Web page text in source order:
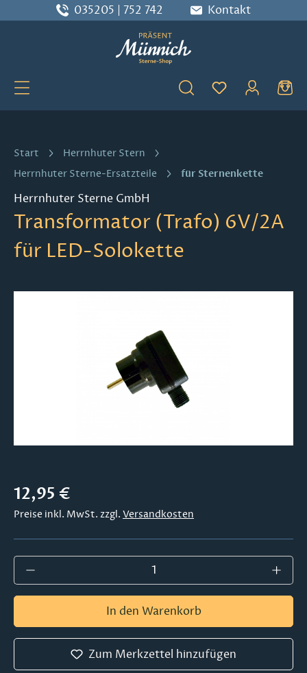
Zum Hauptinhalt springen
035205 | 752 742 Kontakt
Du hast 0
Start
Herrnhuter Stern
Herrnhuter Sterne-Ersatzteile
für Sternenkette
Herrnhuter Sterne GmbH
Transformator (Trafo) 6V/2A
für LED-Solokette
Regulärer Preis:
12,95 €
Preise inkl. MwSt. zzgl. Versandkosten
Produkt Anzahl: Gib den gewünschten
In den Warenkorb
Zum Merkzettel hinzufügen